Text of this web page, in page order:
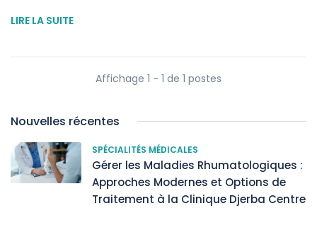
LIRE LA SUITE
Affichage 1 - 1 de 1 postes
Nouvelles récentes
SPÉCIALITÉS MÉDICALES
Gérer les Maladies Rhumatologiques :
Approches Modernes et Options de
Traitement à la Clinique Djerba Centre